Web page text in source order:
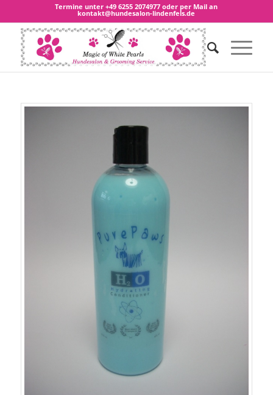
Termine unter+49 6255 2074977 oder per Mail an
kontakt@hundesalon-lindenfels.de